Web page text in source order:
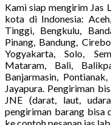
Kami siap mengirim Jas
kota di Indonesia:
Tinggi, Bengkulu,
Pinang, Bandung,
Yogyakarta, Solo,
Mataram, Bali,
Banjarmasin,
Jayapura. Pengiriman
JNE (darat, laut,
pengiriman barang bisa
ke contoh pesanan jas lab.